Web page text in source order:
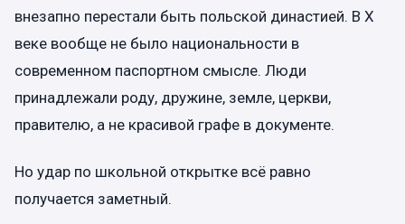
внезапно перестали быть польской династией. В X
веке вообще не было национальности в
современном паспортном смысле. Люди
принадлежали роду, дружине, земле, церкви,
правителю, а не красивой графе в документе.
Но удар по школьной открытке всё равно
получается заметный.